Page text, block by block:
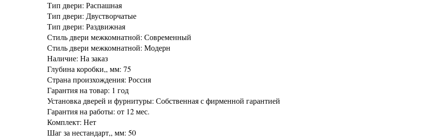
Тип двери: Распашная
Тип двери: Двустворчатые
Тип двери: Раздвижная
Стиль двери межкомнатной: Современный
Стиль двери межкомнатной: Модерн
Наличие: На заказ
Глубина коробки,, мм: 75
Страна произхождения: Россия
Гарантия на товар: 1 год
Установка дверей и фурнитуры: Собственная с фирменной гарантией
Гарантия на работы: от 12 мес.
Комплект: Нет
Шаг за нестандарт,, мм: 50